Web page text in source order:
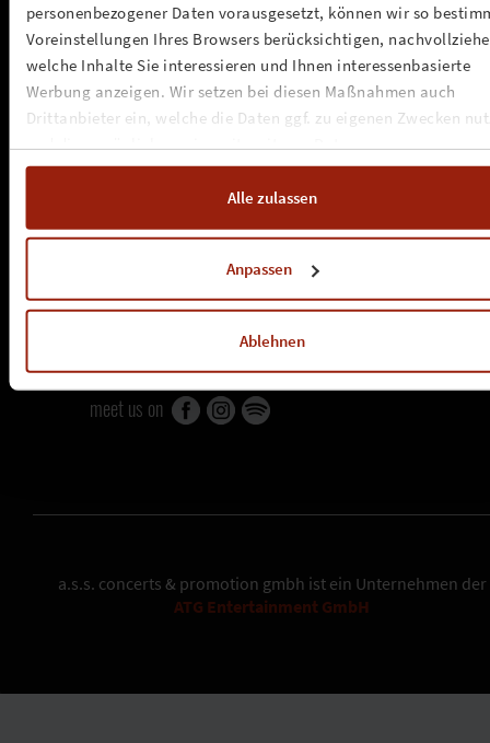
personenbezogener Daten vorausgesetzt, können wir so
Voreinstellungen Ihres Browsers berücksichtigen,
welche Inhalte Sie interessieren und Ihnen interessenbasierte
Werbung anzeigen. Wir setzen bei diesen Maßnahmen auch
Drittanbieter ein, welche die Daten ggf. zu eigenen Zwecken
führen. Weitere Informationen, insbesondere zur Speicherdauer,
Cookie-Erklärungsowie zur Verarbeitung,
insbesondere zu Ihren Widerrufsmöglichkeiten und weiteren
Alle zulassen
Anpassen
Ablehnen
NEWSLETTER
www.assconcerts.com
» about us
»unsere werte
»datenschutz
tochterunternehmen
dragon productions
meet us on
a.s.s. concerts & promotion gmbh ist ein Unternehmen der
ATG Entertainment GmbH